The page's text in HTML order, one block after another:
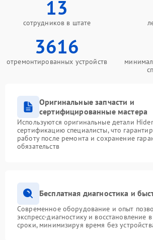
13
сотрудников в штате
3616
отремонтированных устройств
Оригинальные запчасти и
сертифицированные мастера
Используются оригинальные детали
сертификацию специалисты, что
работу после ремонта и сохранение
обязательств
Бесплатная диагностика и
Современное оборудование и опыт
экспресс-диагностику и восстановление
сроки, минимизируя время без